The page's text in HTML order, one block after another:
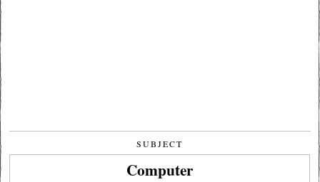
SUBJECT
Computer